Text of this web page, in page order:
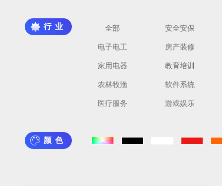
行业 全部
安全安保
电子电工
房产装修
家用电器
教育培训
农林牧渔
软件系统
医疗服务
游戏娱乐
颜色